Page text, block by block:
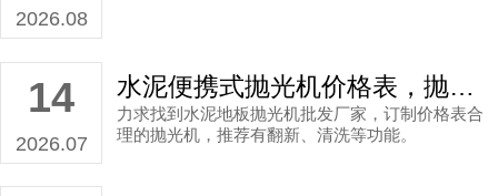
2026.08
14
2026.07
水泥便携式抛光机价格表，抛光机批发厂家直销案例
力求找到水泥地板抛光机批发厂家，订制价格表合
理的抛光机，推荐有翻新、清洗等功能。